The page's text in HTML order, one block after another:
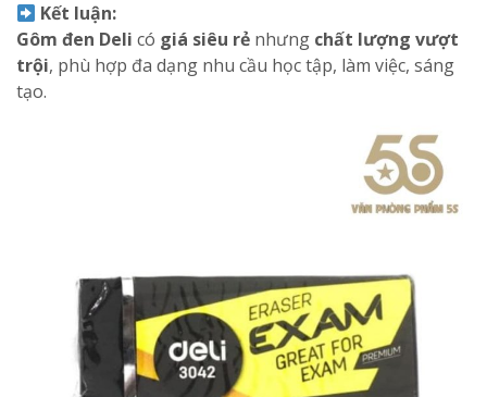
Kết luận:
Gôm đen Deli có giá siêu rẻ nhưng chất lượng vượt
trội, phù hợp đa dạng nhu cầu học tập, làm việc, sáng
tạo.